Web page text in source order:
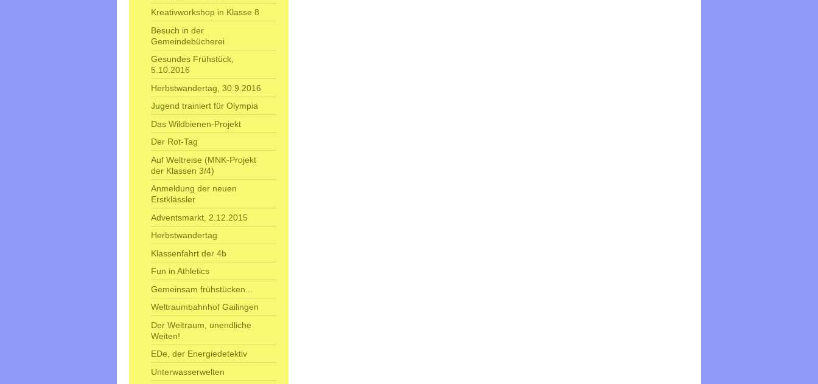
Kreativworkshop in Klasse 8
Besuch in der
Gemeindebücherei
Gesundes Frühstück,
5.10.2016
Herbstwandertag, 30.9.2016
Jugend trainiert für Olympia
Das Wildbienen-Projekt
Der Rot-Tag
Auf Weltreise (MNK-Projekt
der Klassen 3/4)
Anmeldung der neuen
Erstklässler
Adventsmarkt, 2.12.2015
Herbstwandertag
Klassenfahrt der 4b
Fun in Athletics
Gemeinsam frühstücken...
Weltraumbahnhof Gailingen
Der Weltraum, unendliche
Weiten!
EDe, der Energiedetektiv
Unterwasserwelten